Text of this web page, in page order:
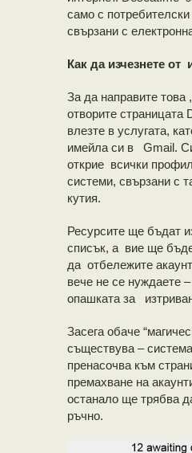
само с
свързани с
Как да изчезнете от
За да направите това
отворите страницата
влезте в услугата,
имейла си в Gmail.
открие всички
системи, свързани с
кутия.
Ресурсите ще бъдат
списък, а вие ще
да отбележите
вече не се нуждаете
опашката за
Засега обаче
съществува –
пренасочва към
премахване на
останало ще трябва
ръчно.